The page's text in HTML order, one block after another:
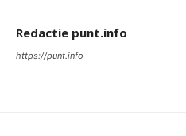
Redactie punt.info
https://punt.info